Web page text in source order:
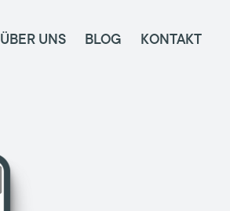
ÜBER UNS BLOG KONTAKT